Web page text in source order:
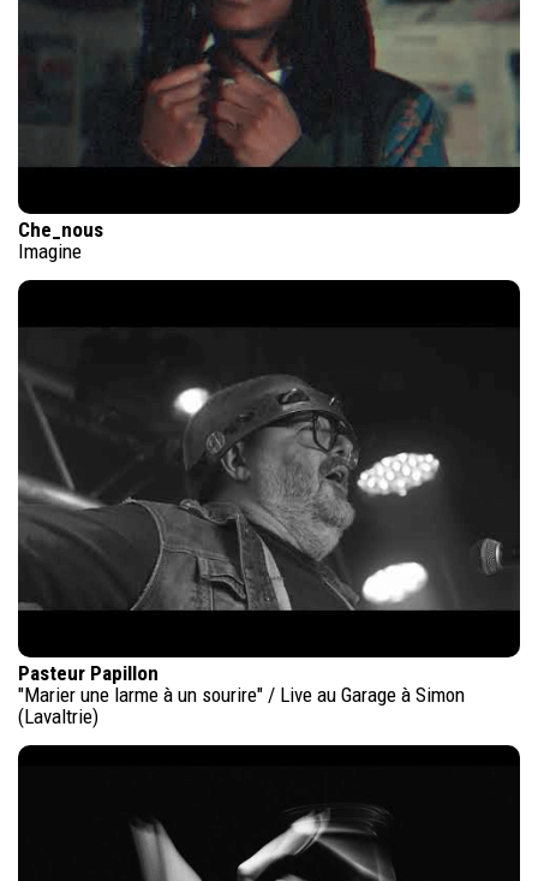
Che_nous
Imagine
Pasteur Papillon
"Marier une larme à un sourire" / Live au Garage à Simon
(Lavaltrie)